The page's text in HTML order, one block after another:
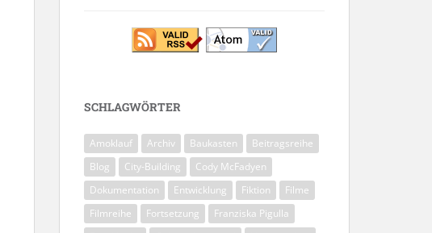
SCHLAGWÖRTER
Amoklauf Archiv Baukasten
Beitragsreihe
Blog
City-Building
Cody McFadyen
Dokumentation
Entwicklung Fiktion
Filme
Filmreihe
Fortsetzung
Franziska Pigulla